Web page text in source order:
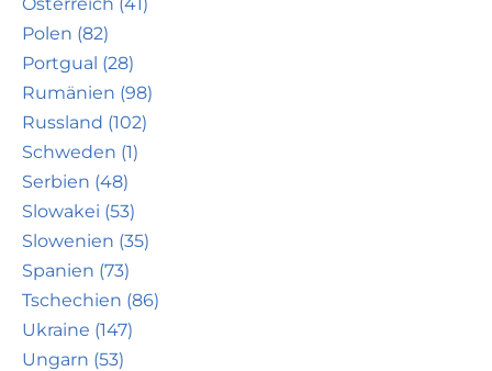
Polen (82)
Portgual (28)
Rumänien (98)
Russland (102)
Schweden (1)
Serbien (48)
Slowakei (53)
Slowenien (35)
Spanien (73)
Tschechien (86)
Ukraine (147)
Ungarn (53)